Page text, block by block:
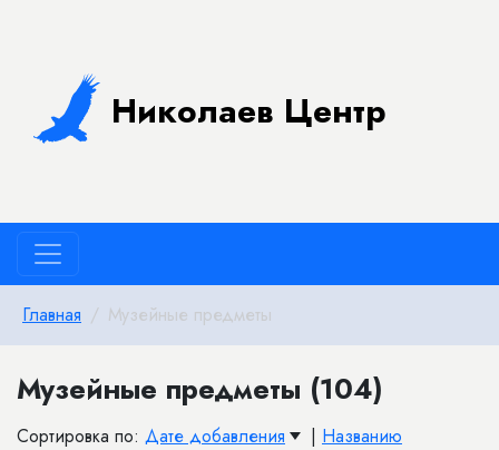
Николаев Центр
Главная Музейные предметы
Музейные предметы (104)
Сортировка по: Дате добавления | Названию